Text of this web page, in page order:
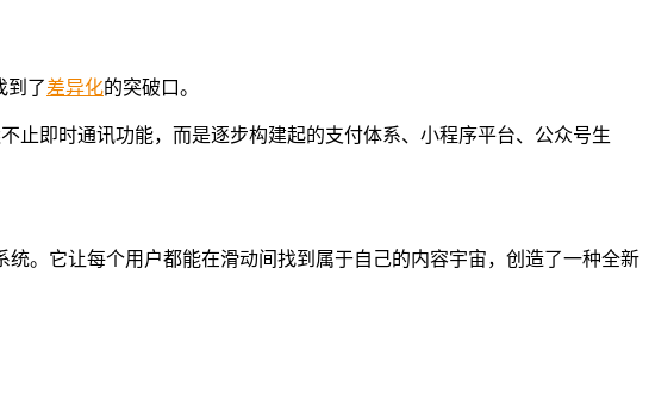
到了差异化的突破口。
止即时通讯功能，而是逐步构建起的支付体系、小程序平台、公众号生
。它让每个用户都能在滑动间找到属于自己的内容宇宙，创造了一种全新